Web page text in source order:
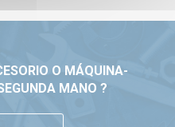
O MÁQUINA-
MANO ?